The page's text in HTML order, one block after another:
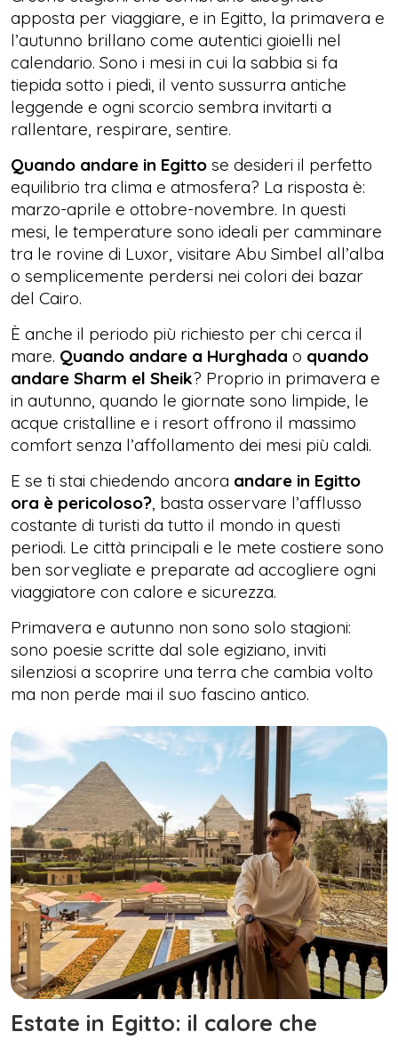
apposta per viaggiare, e in Egitto, la primavera e
l’autunno brillano come autentici gioielli nel
calendario. Sono i mesi in cui la sabbia si fa
tiepida sotto i piedi, il vento sussurra antiche
leggende e ogni scorcio sembra invitarti a
rallentare, respirare, sentire.
Quando andare in Egitto se desideri il perfetto
equilibrio tra clima e atmosfera? La risposta è:
marzo-aprile e ottobre-novembre. In questi
mesi, le temperature sono ideali per camminare
tra le rovine di Luxor, visitare Abu Simbel all’alba
o semplicemente perdersi nei colori dei bazar
del Cairo.
È anche il periodo più richiesto per chi cerca il
mare. Quando andare a Hurghada o quando
andare Sharm el Sheik? Proprio in primavera e
in autunno, quando le giornate sono limpide, le
acque cristalline e i resort offrono il massimo
comfort senza l’affollamento dei mesi più caldi.
E se ti stai chiedendo ancora andare in Egitto
ora è pericoloso?, basta osservare l’afflusso
costante di turisti da tutto il mondo in questi
periodi. Le città principali e le mete costiere sono
ben sorvegliate e preparate ad accogliere ogni
viaggiatore con calore e sicurezza.
Primavera e autunno non sono solo stagioni:
sono poesie scritte dal sole egiziano, inviti
silenziosi a scoprire una terra che cambia volto
ma non perde mai il suo fascino antico.
Estate in Egitto: il calore che